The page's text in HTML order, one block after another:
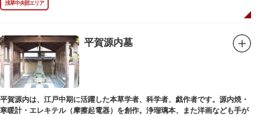
浅草中央部エリア
平賀源内墓
平賀源内は、江戸中期に活躍した本草学者、科学者、戯作者です。源内焼・
寒暖計・エレキテル（摩擦起電器）を創作。浄瑠璃本、また洋画なども手が